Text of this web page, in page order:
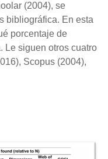
(2004), se
bibliográfica. En esta
porcentaje de
Le siguen otros cuatro
Scopus (2004),